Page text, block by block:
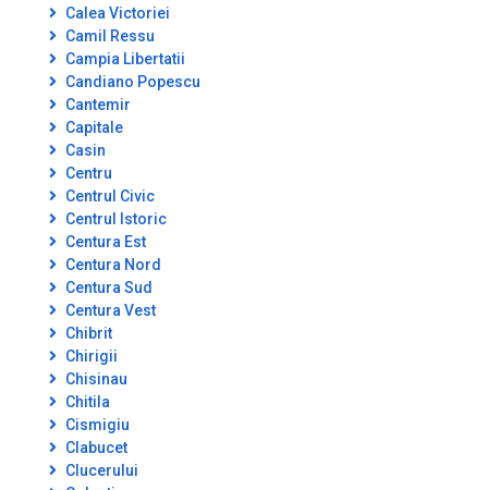
Calea Victoriei
Camil Ressu
Campia Libertatii
Candiano Popescu
Cantemir
Capitale
Casin
Centru
Centrul Civic
Centrul Istoric
Centura Est
Centura Nord
Centura Sud
Centura Vest
Chibrit
Chirigii
Chisinau
Chitila
Cismigiu
Clabucet
Clucerului